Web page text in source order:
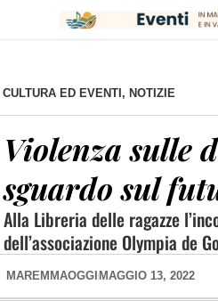
CULTURA ED EVENTI , NOTIZIE
Violenza sulle
sguardo sul
Alla Libreria delle ragazze
dell’associazione Olympia de
MAREMMAOGGI MAGGIO 13, 2022